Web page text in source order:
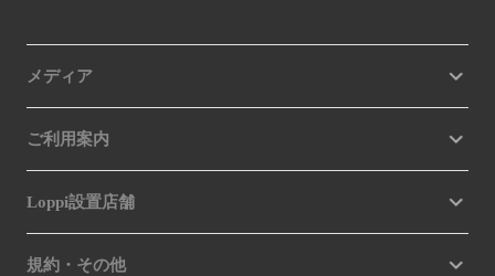
メディア
ご利用案内
Loppi設置店舗
規約・その他